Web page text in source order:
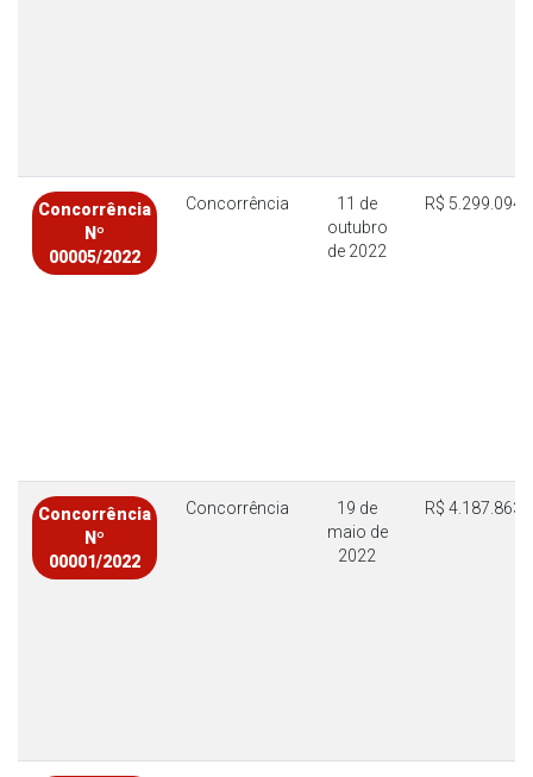
Concorrência
Nº
00005/2022
Concorrência
11 de
outubro
de 2022
R$
Concorrência
Nº
00001/2022
Concorrência
19 de
maio de
2022
R$